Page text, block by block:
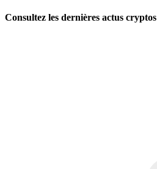
Consultez les dernières actus cryptos